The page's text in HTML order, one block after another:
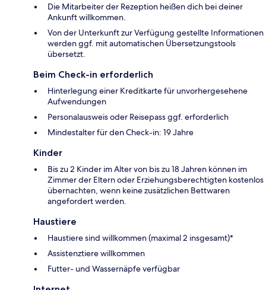
Die Mitarbeiter der Rezeption heißen dich bei deiner
Ankunft willkommen.
Von der Unterkunft zur Verfügung gestellte Informationen
werden ggf. mit automatischen Übersetzungstools
übersetzt.
Beim Check-in erforderlich
Hinterlegung einer Kreditkarte für unvorhergesehene
Aufwendungen
Personalausweis oder Reisepass ggf. erforderlich
Mindestalter für den Check-in: 19 Jahre
Kinder
Bis zu 2 Kinder im Alter von bis zu 18 Jahren können im
Zimmer der Eltern oder Erziehungsberechtigten kostenlos
übernachten, wenn keine zusätzlichen Bettwaren
angefordert werden.
Haustiere
Haustiere sind willkommen (maximal 2 insgesamt)*
Assistenztiere willkommen
Futter- und Wassernäpfe verfügbar